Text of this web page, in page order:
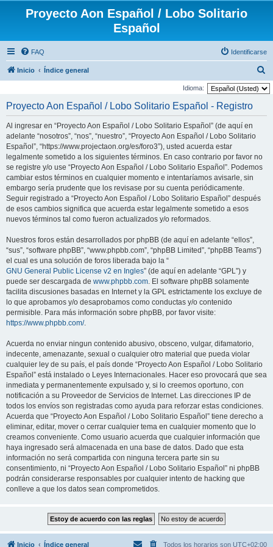
Proyecto Aon Español / Lobo Solitario
Español
FAQ Identificarse
Inicio Índice general
u
Idioma:
Proyecto Aon Español / Lobo Solitario Español - Registro
Al ingresar en “Proyecto Aon Español / Lobo Solitario Español” (de aquí en
adelante “nosotros”, “nos”, “nuestro”, “Proyecto Aon Español / Lobo Solitario
Español”, “https://www.projectaon.org/es/foro3”), usted acuerda estar
legalmente sometido a los siguientes términos. En caso contrario por favor no
se registre y/o use “Proyecto Aon Español / Lobo Solitario Español”. Podemos
cambiar estos términos en cualquier momento e intentaríamos avisarle, sin
embargo sería prudente que los revisase por su cuenta periódicamente.
Seguir registrado a “Proyecto Aon Español / Lobo Solitario Español” después
de esos cambios significa que acuerda estar legalmente sometido a esos
nuevos términos tal como fueron actualizados y/o reformados.
Nuestros foros están desarrollados por phpBB (de aquí en adelante “ellos”,
“sus”, “software phpBB”, “www.phpbb.com”, “phpBB Limited”, “phpBB Teams”)
el cual es una solución de foros liberada bajo la “
GNU General Public License v2 en Ingles” (de aquí en adelante “GPL”) y
puede ser descargada de www.phpbb.com. El software phpBB solamente
facilita discusiones basadas en Internet y la GPL estrictamente los excluye de
lo que aprobamos y/o desaprobamos como conductas y/o contenido
permisible. Para más información sobre phpBB, por favor visite:
https://www.phpbb.com/.
Acuerda no enviar ningun contenido abusivo, obsceno, vulgar, difamatorio,
indecente, amenazante, sexual o cualquier otro material que pueda violar
cualquier ley de su país, el país donde “Proyecto Aon Español / Lobo Solitario
Español” está instalado o Leyes Internacionales. Hacer eso provocará que sea
inmediata y permanentemente expulsado y, si lo creemos oportuno, con
notificación a su Proveedor de Servicios de Internet. Las direcciones IP de
todos los envíos son registradas como ayuda para reforzar estas condiciones.
Acuerda que “Proyecto Aon Español / Lobo Solitario Español” tiene derecho a
eliminar, editar, mover o cerrar cualquier tema en cualquier momento que lo
creamos conveniente. Como usuario acuerda que cualquier información que
haya ingresado será almacenada en una base de datos. Dado que esta
información no será compartida con ninguna tercera parte sin su
consentimiento, ni “Proyecto Aon Español / Lobo Solitario Español” ni phpBB
podrán considerarse responsables por cualquier intento de hacking que
conlleve a que los datos sean comprometidos.
Inicio Índice general Todos los horarios son UTC+02:00